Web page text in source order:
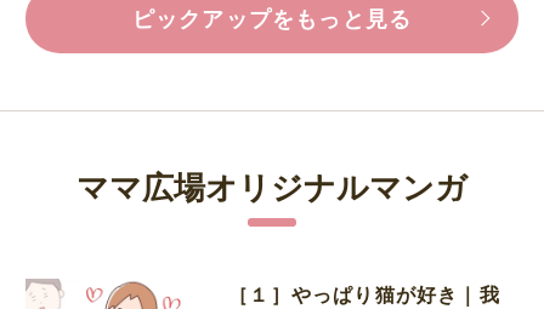
ピックアップをもっと見る
ママ広場オリジナルマンガ
［１］やっぱり猫が好き｜我